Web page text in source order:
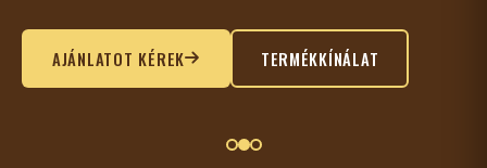
AJÁNLATOT KÉREK TERMÉKKÍNÁLAT